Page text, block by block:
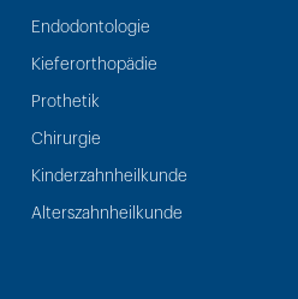
Endodontologie
Kieferorthopädie
Prothetik
Chirurgie
Kinderzahnheilkunde
Alterszahnheilkunde